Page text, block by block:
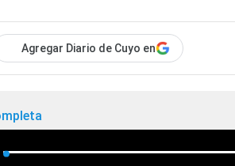
Agregar Diario de Cuyo en